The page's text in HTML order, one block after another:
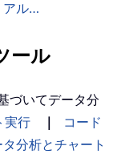
アル…
ール
づいてデータ分
実行 ｜
コード
タ分析とチャート